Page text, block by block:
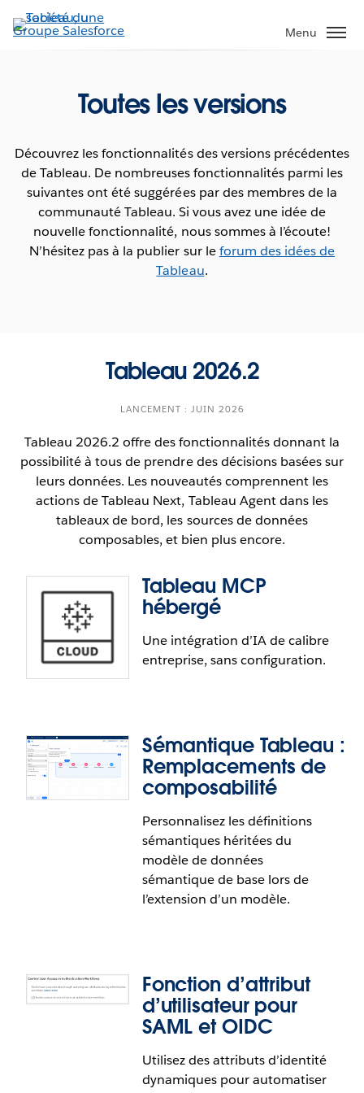
Aller
au
Menu
Toutes les versions
Découvrez les fonctionnalités des versions précédentes
de Tableau. De nombreuses fonctionnalités parmi les
suivantes ont été suggérées par des membres de la
communauté Tableau. Si vous avez une idée de
nouvelle fonctionnalité, nous sommes à l’écoute!
N’hésitez pas à la publier sur leforum des idées de
Tableau.
Tableau 2026.2
LANCEMENT : JUIN 2026
Tableau 2026.2 offre des fonctionnalités donnant la
possibilité à tous de prendre des décisions basées sur
leurs données. Les nouveautés comprennent les
actions de Tableau Next, Tableau Agent dans les
tableaux de bord, les sources de données
composables, et bien plus encore.
Tableau MCP
hébergé
Une intégration d’IA de calibre
entreprise, sans configuration.
Sémantique Tableau :
Remplacements de
composabilité
Personnalisez les définitions
sémantiques héritées du
modèle de données
sémantique de base lors de
l’extension d’un modèle.
Fonction d’attribut
d’utilisateur pour
SAML et OIDC
Utilisez des attributs d’identité
dynamiques pour automatiser